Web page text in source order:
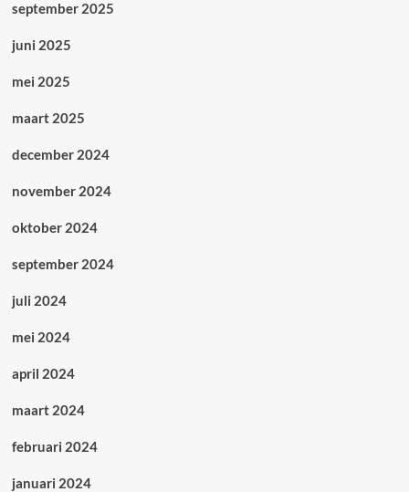
september 2025
juni 2025
mei 2025
maart 2025
december 2024
november 2024
oktober 2024
september 2024
juli 2024
mei 2024
april 2024
maart 2024
februari 2024
januari 2024